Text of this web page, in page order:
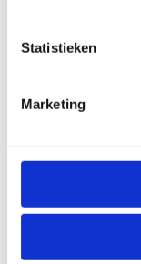
Statistieken
Marketing
het monitoren
00
DAGEN